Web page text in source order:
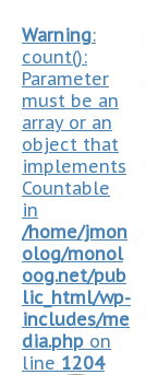
Warning:
count():
Parameter
must be an
array or an
object that
implements
Countable
in
/home/jmon
olog/monol
oog.net/pub
lic_html/wp-
includes/me
dia.php on
line 1204